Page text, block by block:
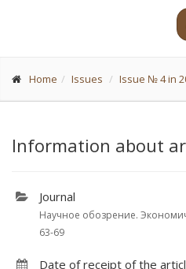
Home Issues Issue № 4 in
Information about
Journal
Научное обозрение.
63-69
Date of receipt of the